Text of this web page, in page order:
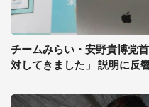
チームみらい・安野貴博党
対してきました」 説明に反